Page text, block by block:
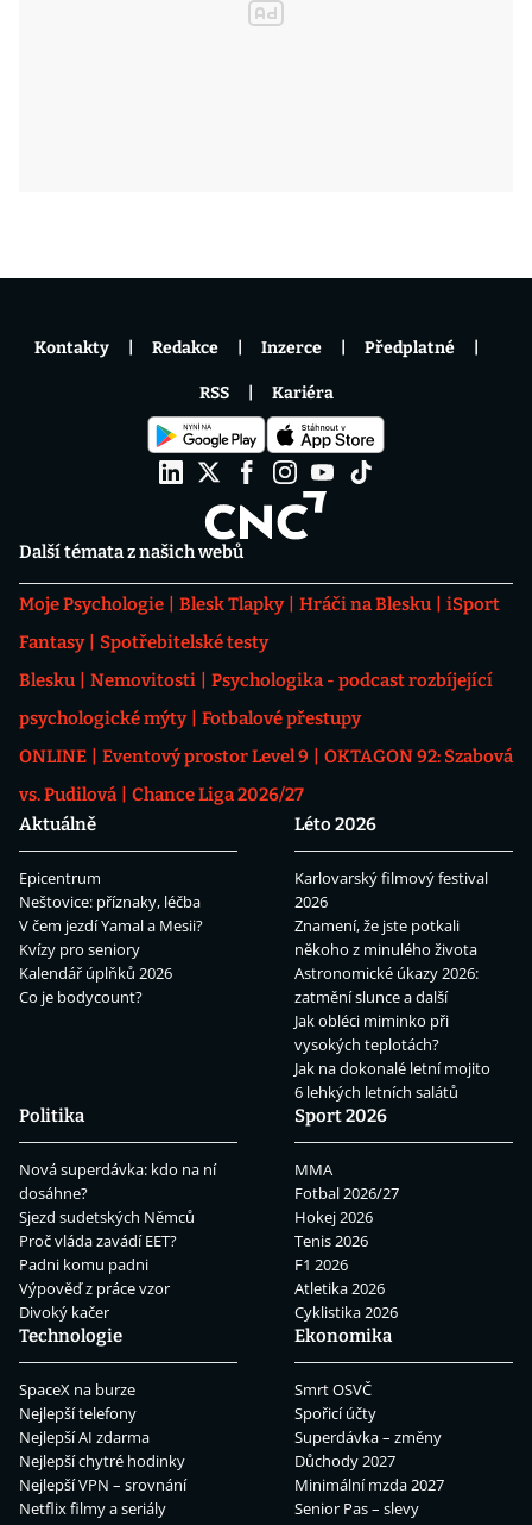
Další témata z našich webů
Moje Psychologie Blesk Tlapky Hráči na Blesku
iSport
Fantasy
Spotřebitelské testy
Blesku
Nemovitosti
Psychologika - podcast rozbíjející
psychologické mýty
Fotbalové přestupy
ONLINE
Eventový prostor Level 9
OKTAGON 92: Szabová
vs. Pudilová
Chance Liga 2026/27
Aktuálně
Epicentrum
Neštovice: příznaky, léčba
V čem jezdí Yamal a Mesii?
Kvízy pro seniory
Kalendář úplňků 2026
Co je bodycount?
Léto 2026
Karlovarský filmový festival
2026
Znamení, že jste potkali
někoho z minulého života
Astronomické úkazy 2026:
zatmění slunce a další
Jak obléci miminko při
vysokých teplotách?
Jak na dokonalé letní mojito
6 lehkých letních salátů
Politika
Nová superdávka: kdo na ní
dosáhne?
Sjezd sudetských Němců
Proč vláda zavádí EET?
Padni komu padni
Výpověď z práce vzor
Divoký kačer
Sport 2026
MMA
Fotbal 2026/27
Hokej 2026
Tenis 2026
F1 2026
Atletika 2026
Cyklistika 2026
Technologie
SpaceX na burze
Nejlepší telefony
Nejlepší AI zdarma
Nejlepší chytré hodinky
Nejlepší VPN – srovnání
Netflix filmy a seriály
Ekonomika
Smrt OSVČ
Spořicí účty
Superdávka – změny
Důchody 2027
Minimální mzda 2027
Senior Pas – slevy
Kontakty Redakce Inzerce Předplatné
RSS Kariéra